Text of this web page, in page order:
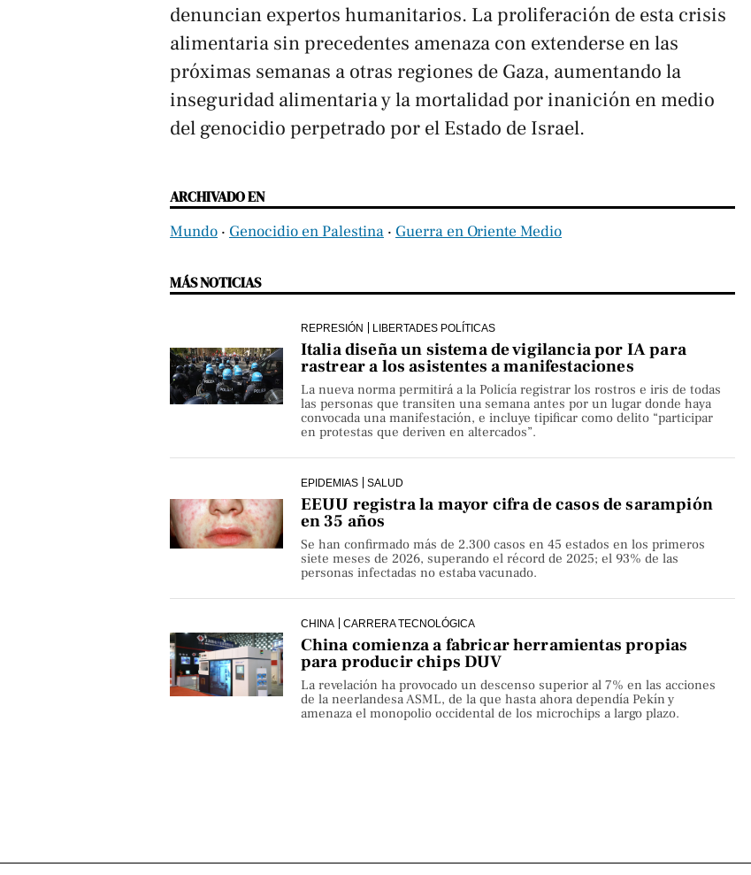
denuncian expertos humanitarios. La proliferación de esta crisis
alimentaria sin precedentes amenaza con extenderse en las
próximas semanas a otras regiones de Gaza, aumentando la
inseguridad alimentaria y la mortalidad por inanición en medio
del genocidio perpetrado por el Estado de Israel.
ARCHIVADO EN
Mundo ‧ Genocidio en Palestina ‧ Guerra en Oriente Medio
MÁS NOTICIAS
REPRESIÓN LIBERTADES POLÍTICAS
Italia diseña un sistema de vigilancia por IA para
rastrear a los asistentes a manifestaciones
La nueva norma permitirá a la Policía registrar los rostros e iris de todas
las personas que transiten una semana antes por un lugar donde haya
convocada una manifestación, e incluye tipificar como delito “participar
en protestas que deriven en altercados”.
EPIDEMIAS SALUD
EEUU registra la mayor cifra de casos de sarampión
en 35 años
Se han confirmado más de 2.300 casos en 45 estados en los primeros
siete meses de 2026, superando el récord de 2025; el 93% de las
personas infectadas no estaba vacunado.
CHINA CARRERA TECNOLÓGICA
China comienza a fabricar herramientas propias
para producir chips DUV
La revelación ha provocado un descenso superior al 7% en las acciones
de la neerlandesa ASML, de la que hasta ahora dependía Pekín y
amenaza el monopolio occidental de los microchips a largo plazo.